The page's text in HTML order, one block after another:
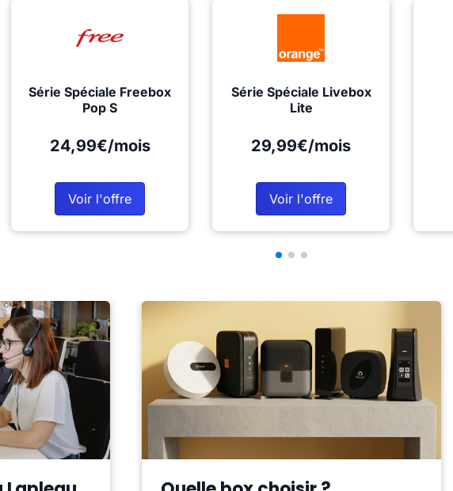
Série Spéciale Freebox
Pop S
24,99€/mois
Voir l'offre
Série Spéciale Livebox
Lite
29,99€/mois
Voir l'offre